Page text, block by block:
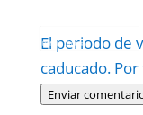
El periodo de
caducado.
Enviar
Politica–Términos.